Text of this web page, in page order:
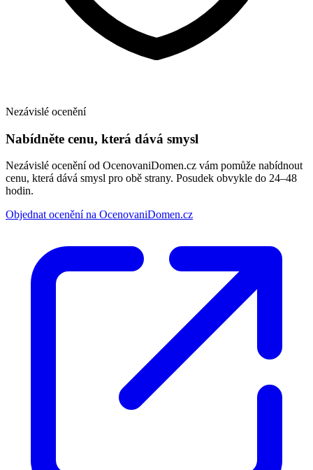
Nezávislé ocenění
Nabídněte cenu, která dává smysl
Nezávislé ocenění od OcenovaniDomen.cz vám pomůže nabídnout
cenu, která dává smysl pro obě strany. Posudek obvykle do 24–48
hodin.
Objednat ocenění na OcenovaniDomen.cz